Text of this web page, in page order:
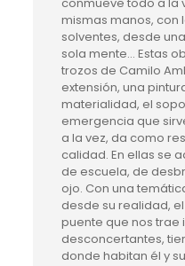
mismas manos, con
solventes, desde
sola mente… Estas
trozos de Camilo
extensión, una
materialidad, el
emergencia que
a la vez, da como
calidad. En ellas se
de escuela, de
ojo. Con una
desde su realidad,
puente que nos trae
desconcertantes,
donde habitan él y